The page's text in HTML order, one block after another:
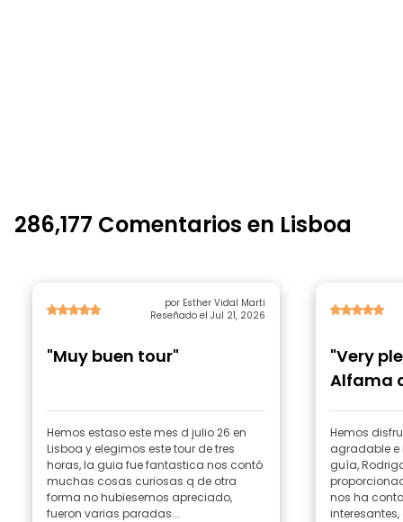
286,177 Comentarios en Lisboa
por Esther Vidal Marti
Reseñado el Jul 21, 2026
"Muy buen tour"
Hemos estaso este mes d julio 26 en
Lisboa y elegimos este tour de tres
horas, la guia fue fantastica nos contó
muchas cosas curiosas q de otra
forma no hubiesemos apreciado,
fueron varias paradas...
"Very
Alfama
Hemos
agradable e
guía,
nos ha